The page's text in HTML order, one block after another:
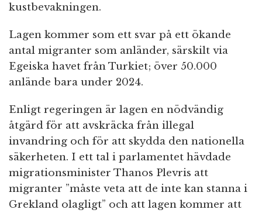
kustbevakningen.
Lagen kommer som ett svar på ett ökande
antal migranter som anländer, särskilt via
Egeiska havet från Turkiet; över 50.000
anlände bara under 2024.
Enligt regeringen är lagen en nödvändig
åtgärd för att avskräcka från illegal
invandring och för att skydda den nationella
säkerheten. I ett tal i parlamentet hävdade
migrationsminister Thanos Plevris att
migranter ”måste veta att de inte kan stanna i
Grekland olagligt” och att lagen kommer att